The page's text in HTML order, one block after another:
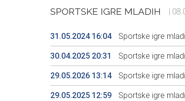
SPORTSKE IGRE MLADIH |
31.05.2024 16:04 Sportske igre
30.04.2025 20:31 Sportske igre
29.05.2026 13:14 Sportske igre
29.05.2025 12:59 Sportske igre